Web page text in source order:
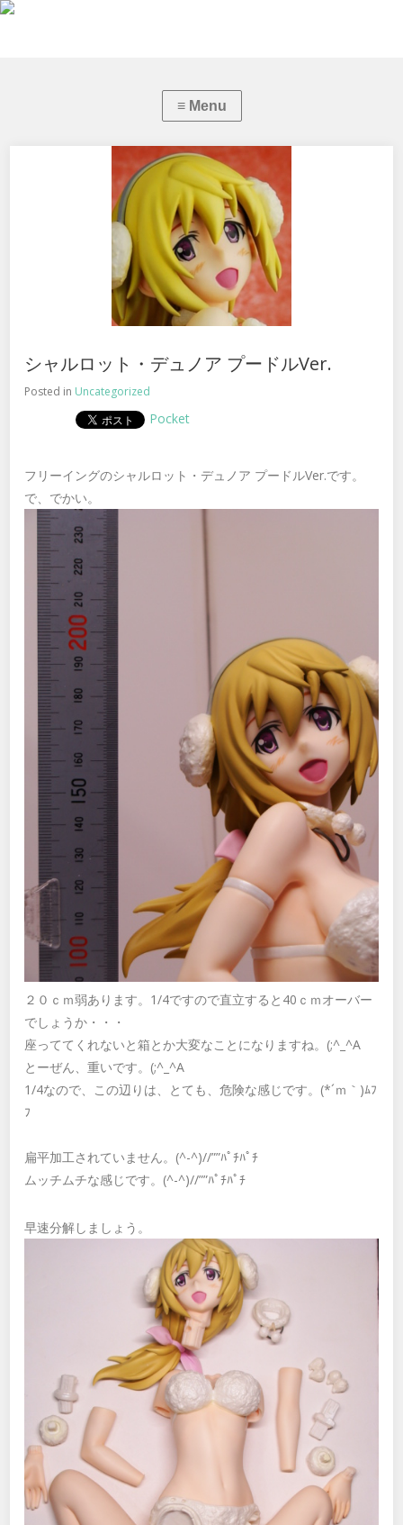
シャルロット・デュノア プードルVer.
Posted in Uncategorized
Pocket
フリーイングのシャルロット・デュノア プードルVer.です。
で、でかい。
２０ｃｍ弱あります。1/4ですので直立すると40ｃｍオーバー
でしょうか・・・
座っててくれないと箱とか大変なことになりますね。(;^_^A
とーぜん、重いです。(;^_^A
1/4なので、この辺りは、とても、危険な感じです。(*´ｍ｀)ﾑﾌ
ﾌ
扁平加工されていません。(^-^)//””ﾊﾟﾁﾊﾟﾁ
ムッチムチな感じです。(^-^)//””ﾊﾟﾁﾊﾟﾁ
早速分解しましょう。